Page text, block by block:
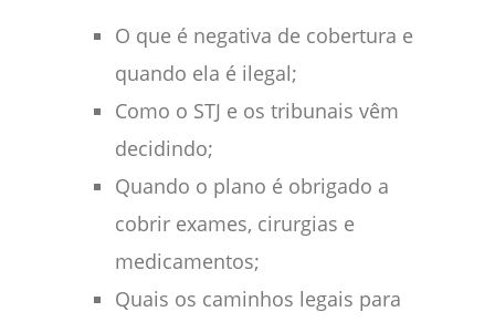
O que é negativa de cobertura e
quando ela é ilegal;
Como o STJ e os tribunais vêm
decidindo;
Quando o plano é obrigado a
cobrir exames, cirurgias e
medicamentos;
Quais os caminhos legais para